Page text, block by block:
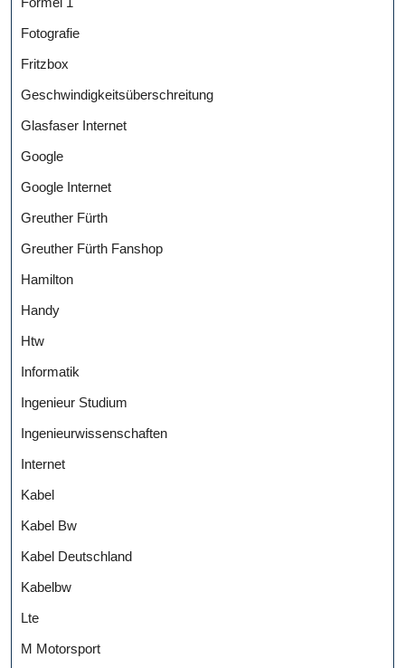
Fotografie
Fritzbox
Geschwindigkeitsüberschreitung
Glasfaser Internet
Google
Google Internet
Greuther Fürth
Greuther Fürth Fanshop
Hamilton
Handy
Htw
Informatik
Ingenieur Studium
Ingenieurwissenschaften
Internet
Kabel
Kabel Bw
Kabel Deutschland
Kabelbw
Lte
M Motorsport